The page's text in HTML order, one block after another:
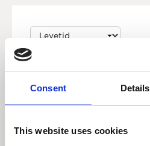
Consent Details
This website uses cookies
Fra: